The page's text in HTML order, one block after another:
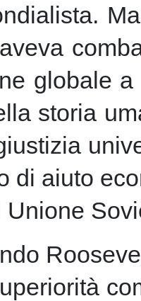
globale
storia
di aiuto
Unione